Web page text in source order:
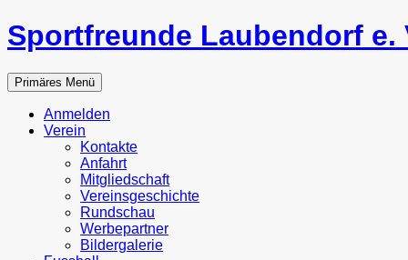
Zum
Inhalt
Sportfreunde Laubendorf e.
Suchen
Primäres Menü
Anmelden
Verein
Kontakte
Anfahrt
Mitgliedschaft
Vereinsgeschichte
Rundschau
Werbepartner
Bildergalerie